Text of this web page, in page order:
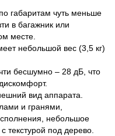
габаритам чуть меньше
в багажник или
месте.
небольшой вес (3,5 кг)
бесшумно – 28 дБ, что
вид аппарата.
и гранями,
небольшое
текстурой под дерево.